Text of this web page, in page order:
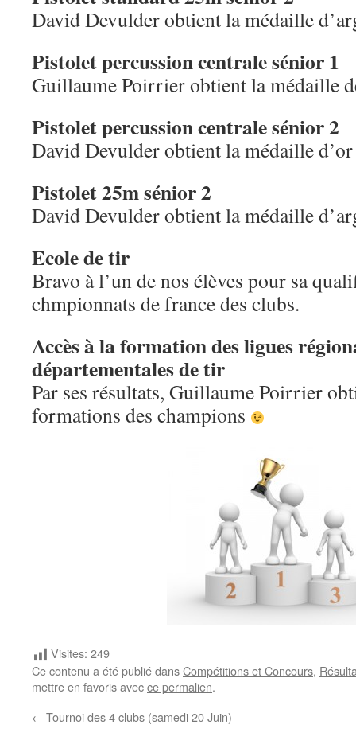
David Devulder obtient la médaille
Pistolet percussion centrale sénior 1
Guillaume Poirrier obtient la médaille
Pistolet percussion centrale sénior 2
David Devulder obtient la médaille d’or
Pistolet 25m sénior 2
David Devulder obtient la médaille
Ecole de tir
Bravo à l’un de nos élèves pour sa
chmpionnats de france des clubs.
Accès à la formation des ligues
départementales de tir
Par ses résultats, Guillaume Poirrier
formations des champions
Visites: 249
Ce contenu a été publié dansCompétitions et Concours,
mettre en favoris avecce permalien.
← Tournoi des 4 clubs (samedi 20 Juin)